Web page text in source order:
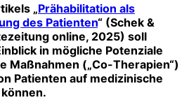
„Prähabilitation als
des Patienten“ (Schek &
online, 2025) soll
in mögliche Potenziale
Maßnahmen („Co-Therapien“)
Patienten auf medizinische